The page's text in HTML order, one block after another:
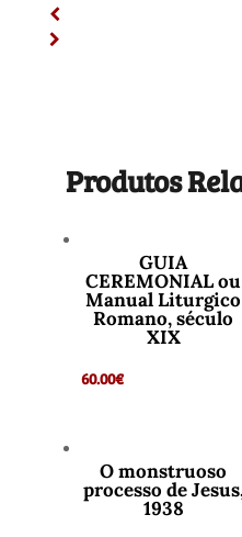
Produtos
GUIA
CEREMONIAL ou
Manual Liturgico
Romano, século
XIX
60.00€
O monstruoso
processo de
1938